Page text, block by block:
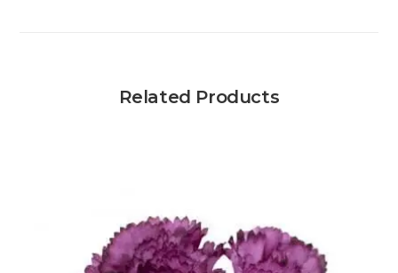
Related Products